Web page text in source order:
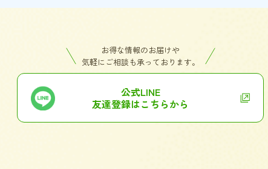
お得な情報のお届けや
気軽にご相談も承っております。
公式LINE
友達登録はこちらから